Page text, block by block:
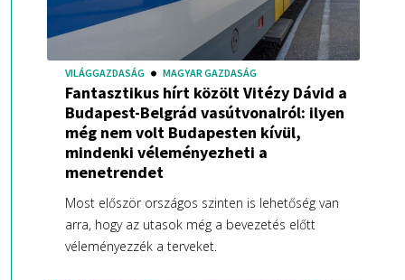
VILÁGGAZDASÁG MAGYAR GAZDASÁG
Fantasztikus hírt közölt Vitézy Dávid a
Budapest-Belgrád vasútvonalról: ilyen
még nem volt Budapesten kívül,
mindenki véleményezheti a
menetrendet
Most először országos szinten is lehetőség van
arra, hogy az utasok még a bevezetés előtt
véleményezzék a terveket.